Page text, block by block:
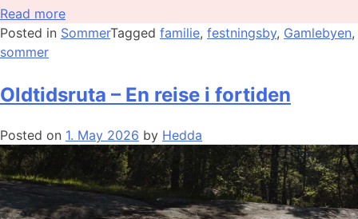
Read more
Posted in SommerTagged familie, festningsby, Gamlebyen,
sommer
Oldtidsruta – En reise i fortiden
Posted on 1. May 2026 by Hedda